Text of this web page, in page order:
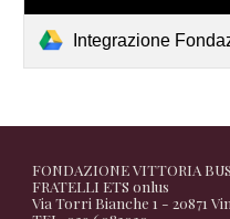
Integrazione
FONDAZIONE VITTORIA
FRATELLI ETS onlus
Via Torri Bianche 1 - 20871